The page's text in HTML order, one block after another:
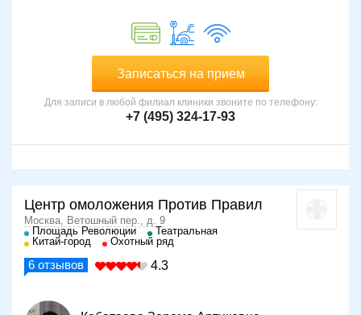
Записаться на прием
Для записи в любой филиал клиники звоните по телефону:
+7 (495) 324-17-93
Центр омоложения Против Правил
Москва, Ветошный пер., д. 9
Площадь Революции
Театральная
Китай-город
Охотный ряд
6 отзывов 4.3